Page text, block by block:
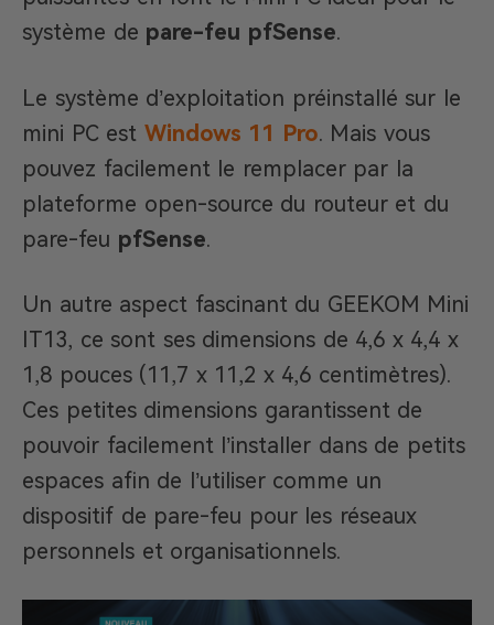
système de pare-feu pfSense.
Le système d’exploitation préinstallé sur le
mini PC est Windows 11 Pro. Mais vous
pouvez facilement le remplacer par la
plateforme open-source du routeur et du
pare-feu pfSense.
Un autre aspect fascinant du GEEKOM Mini
IT13, ce sont ses dimensions de 4,6 x 4,4 x
1,8 pouces (11,7 x 11,2 x 4,6 centimètres).
Ces petites dimensions garantissent de
pouvoir facilement l’installer dans de petits
espaces afin de l’utiliser comme un
dispositif de pare-feu pour les réseaux
personnels et organisationnels.